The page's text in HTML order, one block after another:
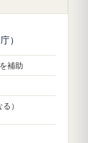
）
補助
）